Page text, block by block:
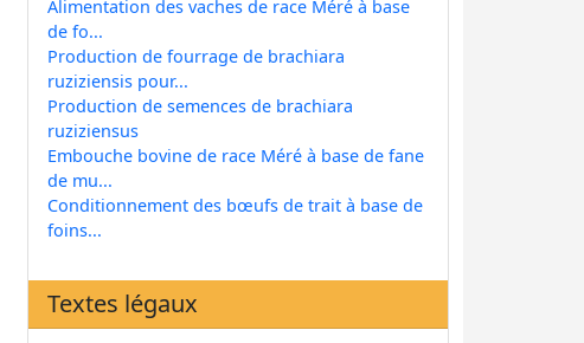
Alimentation des vaches de race Méré à base
de fo...
Production de fourrage de brachiara
ruziziensis pour...
Production de semences de brachiara
ruziziensus
Embouche bovine de race Méré à base de fane
de mu...
Conditionnement des bœufs de trait à base de
foins...
Textes légaux